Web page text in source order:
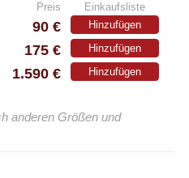
Preis Einkaufsliste
90 € Hinzufügen
175 € Hinzufügen
1.590 € Hinzufügen
anderen Größen und